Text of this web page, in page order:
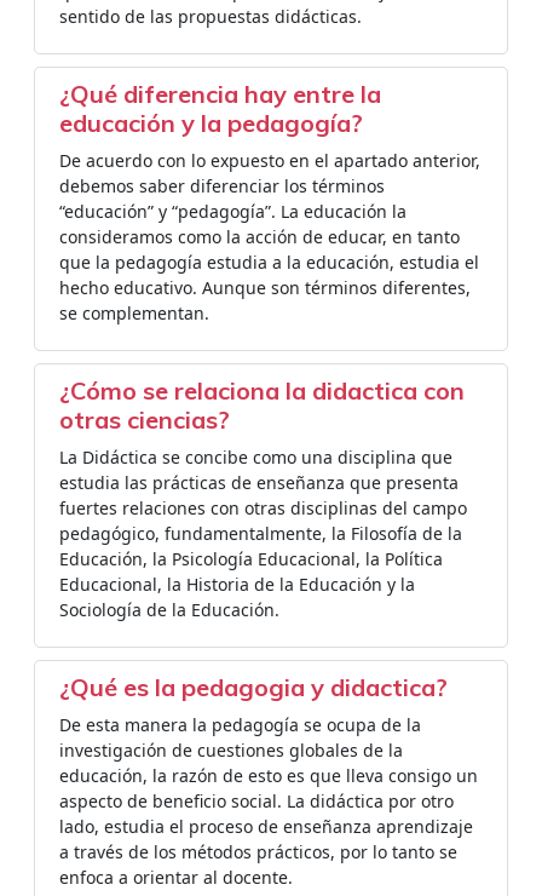
sentido de las propuestas didácticas.
¿Qué diferencia hay entre la
educación y la pedagogía?
De acuerdo con lo expuesto en el apartado anterior,
debemos saber diferenciar los términos
“educación” y “pedagogía”. La educación la
consideramos como la acción de educar, en tanto
que la pedagogía estudia a la educación, estudia el
hecho educativo. Aunque son términos diferentes,
se complementan.
¿Cómo se relaciona la didactica con
otras ciencias?
La Didáctica se concibe como una disciplina que
estudia las prácticas de enseñanza que presenta
fuertes relaciones con otras disciplinas del campo
pedagógico, fundamentalmente, la Filosofía de la
Educación, la Psicología Educacional, la Política
Educacional, la Historia de la Educación y la
Sociología de la Educación.
¿Qué es la pedagogia y didactica?
De esta manera la pedagogía se ocupa de la
investigación de cuestiones globales de la
educación, la razón de esto es que lleva consigo un
aspecto de beneficio social. La didáctica por otro
lado, estudia el proceso de enseñanza aprendizaje
a través de los métodos prácticos, por lo tanto se
enfoca a orientar al docente.